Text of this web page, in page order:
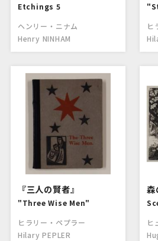
Etchings 5
ヘンリー・ニナム
Henry NINHAM
ヒ
『三人の賢者』
"Three Wise Men"
ヒラリー・ペプラー
Hilary PEPLER
森
ヒ